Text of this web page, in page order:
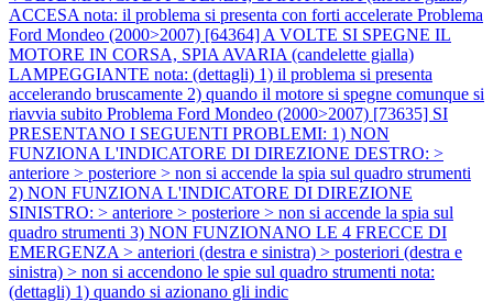
ACCESA nota: il problema si presenta con forti accelerate Problema
Ford Mondeo (2000>2007) [64364] A VOLTE SI SPEGNE IL
MOTORE IN CORSA, SPIA AVARIA (candelette gialla)
LAMPEGGIANTE nota: (dettagli) 1) il problema si presenta
accelerando bruscamente 2) quando il motore si spegne comunque si
riavvia subito Problema Ford Mondeo (2000>2007) [73635] SI
PRESENTANO I SEGUENTI PROBLEMI: 1) NON
FUNZIONA L'INDICATORE DI DIREZIONE DESTRO: >
anteriore > posteriore > non si accende la spia sul quadro strumenti
2) NON FUNZIONA L'INDICATORE DI DIREZIONE
SINISTRO: > anteriore > posteriore > non si accende la spia sul
quadro strumenti 3) NON FUNZIONANO LE 4 FRECCE DI
EMERGENZA > anteriori (destra e sinistra) > posteriori (destra e
sinistra) > non si accendono le spie sul quadro strumenti nota:
(dettagli) 1) quando si azionano gli indic